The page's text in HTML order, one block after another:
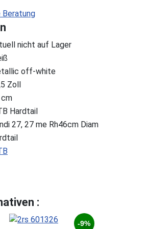
nicht auf Lager
off-white
Zoll
Hardtail
27, 27 me Rh46cm Diam
:
-9%